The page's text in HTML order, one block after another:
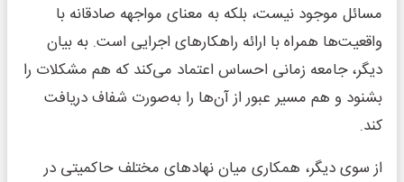
مسائل موجود نیست، بلکه به معنای مواجهه صادقانه با
واقعیت‌ها همراه با ارائه راهکارهای اجرایی است. به بیان
دیگر، جامعه زمانی احساس اعتماد می‌کند که هم مشکلات را
بشنود و هم مسیر عبور از آن‌ها را به‌صورت شفاف دریافت
کند.
از سوی دیگر، همکاری میان نهادهای مختلف حاکمیتی در